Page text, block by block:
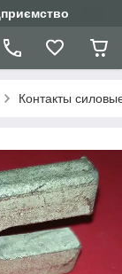
Контакты